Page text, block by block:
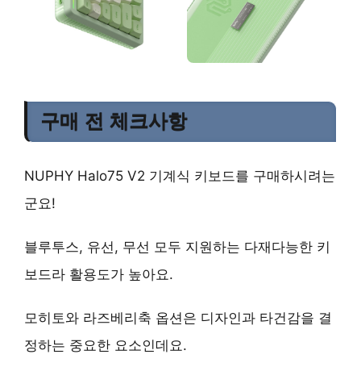
구매 전 체크사항
NUPHY Halo75 V2 기계식 키보드를 구매하시려는
군요!
블루투스, 유선, 무선 모두 지원하는 다재다능한 키
보드라 활용도가 높아요.
모히토와 라즈베리축 옵션은 디자인과 타건감을 결
정하는 중요한 요소인데요.